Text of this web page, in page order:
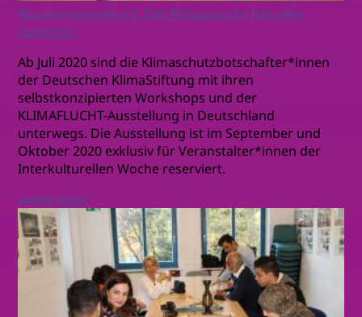
Wanderausstellung: Der Klimawandel hat viele
Gesichter
Ab Juli 2020 sind die Klimaschutzbotschafter*innen
der Deutschen KlimaStiftung mit ihren
selbstkonzipierten Workshops und der
KLIMAFLUCHT-Ausstellung in Deutschland
unterwegs. Die Ausstellung ist im September und
Oktober 2020 exklusiv für Veranstalter*innen der
Interkulturellen Woche reserviert.
weiterlesen